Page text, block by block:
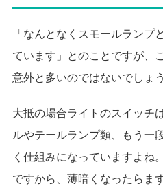
「なんとなくスモールランプ
ています」とのことですが、
意外と多いのではないでしょ
大抵の場合ライトのスイッチ
ルやテールランプ類、もう一
く仕組みになっていますよね。
ですから、薄暗くなったらま